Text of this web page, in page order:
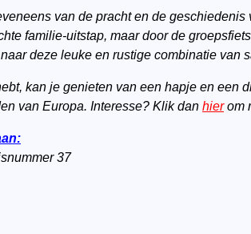
van de pracht en de
familie-uitstap, maar door de
deze leuke en rustige combinatie van
kan je genieten van een hapje en een
van Europa. Interesse? Klik dan hierom
37